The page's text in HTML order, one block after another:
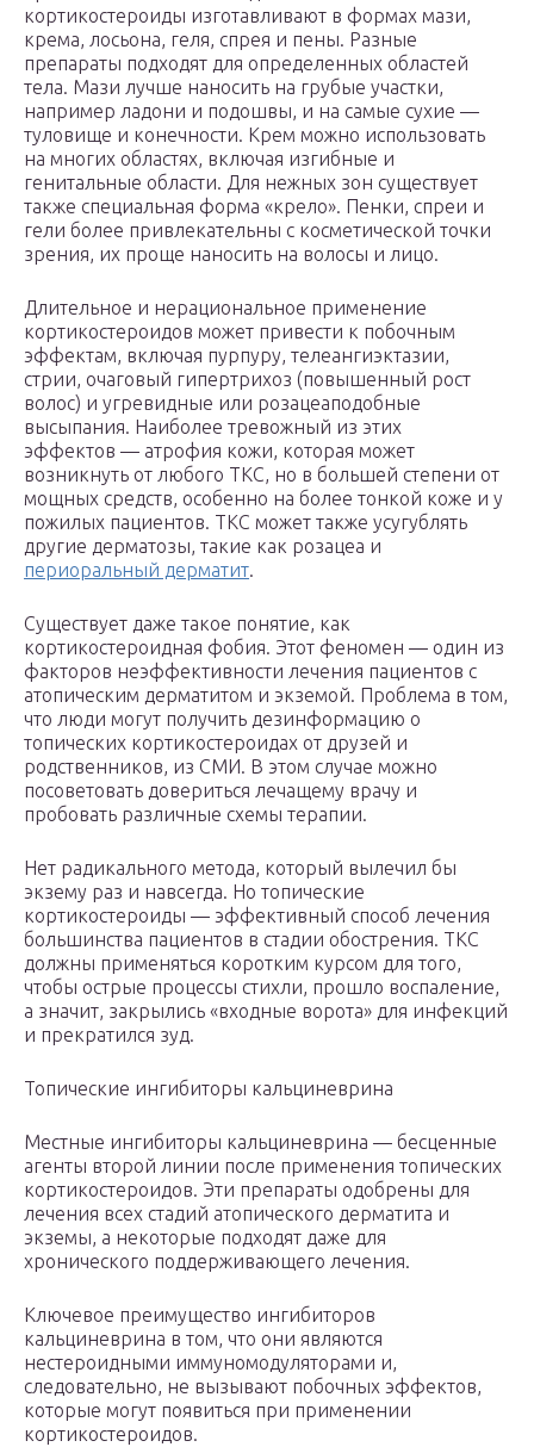
кортикостероиды изготавливают в формах мази,
крема, лосьона, геля, спрея и пены. Разные
препараты подходят для определенных областей
тела. Мази лучше наносить на грубые участки,
например ладони и подошвы, и на самые сухие —
туловище и конечности. Крем можно использовать
на многих областях, включая изгибные и
генитальные области. Для нежных зон существует
также специальная форма «крело». Пенки, спреи и
гели более привлекательны с косметической точки
зрения, их проще наносить на волосы и лицо.
Длительное и нерациональное применение
кортикостероидов может привести к побочным
эффектам, включая пурпуру, телеангиэктазии,
стрии, очаговый гипертрихоз (повышенный рост
волос) и угревидные или розацеаподобные
высыпания. Наиболее тревожный из этих
эффектов — атрофия кожи, которая может
возникнуть от любого ТКС, но в большей степени от
мощных средств, особенно на более тонкой коже и у
пожилых пациентов. ТКС может также усугублять
другие дерматозы, такие как розацеа и
периоральный дерматит.
Существует даже такое понятие, как
кортикостероидная фобия. Этот феномен — один из
факторов неэффективности лечения пациентов с
атопическим дерматитом и экземой. Проблема в том,
что люди могут получить дезинформацию о
топических кортикостероидах от друзей и
родственников, из СМИ. В этом случае можно
посоветовать довериться лечащему врачу и
пробовать различные схемы терапии.
Нет радикального метода, который вылечил бы
экзему раз и навсегда. Но топические
кортикостероиды — эффективный способ лечения
большинства пациентов в стадии обострения. ТКС
должны применяться коротким курсом для того,
чтобы острые процессы стихли, прошло воспаление,
а значит, закрылись «входные ворота» для инфекций
и прекратился зуд.
Топические ингибиторы кальциневрина
Местные ингибиторы кальциневрина — бесценные
агенты второй линии после применения топических
кортикостероидов. Эти препараты одобрены для
лечения всех стадий атопического дерматита и
экземы, а некоторые подходят даже для
хронического поддерживающего лечения.
Ключевое преимущество ингибиторов
кальциневрина в том, что они являются
нестероидными иммуномодуляторами и,
следовательно, не вызывают побочных эффектов,
которые могут появиться при применении
кортикостероидов.